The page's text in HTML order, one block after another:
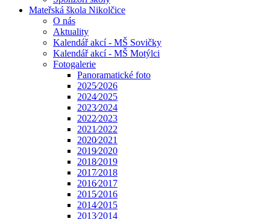
Mateřská škola Nikolčice
O nás
Aktuality
Kalendář akcí - MŠ Sovičky
Kalendář akcí - MŠ Motýlci
Fotogalerie
Panoramatické foto
2025⁄2026
2024⁄2025
2023⁄2024
2022⁄2023
2021⁄2022
2020⁄2021
2019⁄2020
2018⁄2019
2017⁄2018
2016⁄2017
2015⁄2016
2014⁄2015
2013⁄2014